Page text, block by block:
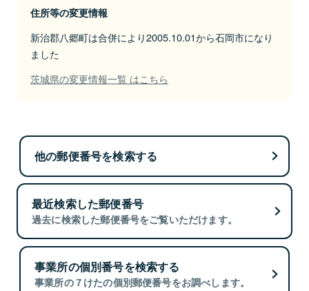
住所等の変更情報
新治郡八郷町は合併により2005.10.01から石岡市になり
ました
茨城県の変更情報一覧 はこちら
他の郵便番号を検索する
最近検索した郵便番号
過去に検索した郵便番号をご覧いただけます。
事業所の個別番号を検索する
事業所の７けたの個別郵便番号をお調べします。